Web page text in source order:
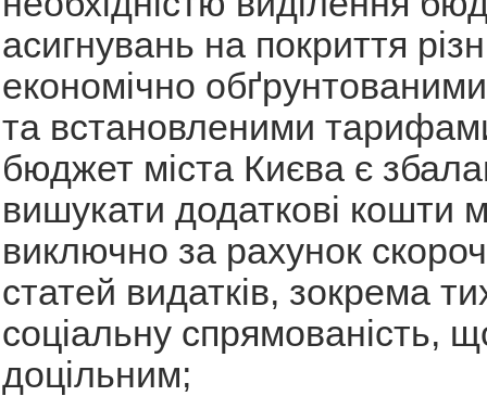
асигнувань на покриття
економічно
та встановленими
бюджет міста Києва є
вишукати додаткові кошти
виключно за рахунок
статей видатків, зокрема
соціальну спрямованість,
доцільним;